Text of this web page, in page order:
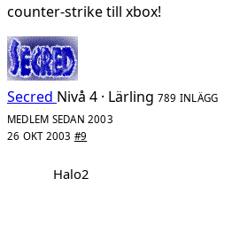
counter-strike till xbox!
Secred Nivå 4 · Lärling 789 INLÄGG
MEDLEM SEDAN 2003
26 OKT 2003 #9
Halo2